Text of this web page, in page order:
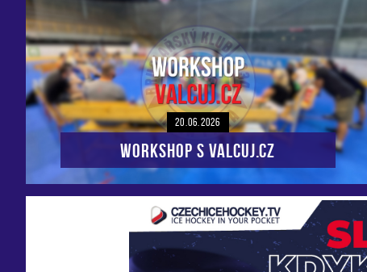
20.06.2026
Workshop s VALCUJ.CZ